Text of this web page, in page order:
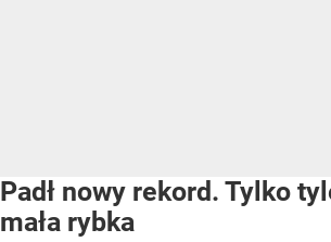
Padł nowy rekord. Tylko
mała rybka